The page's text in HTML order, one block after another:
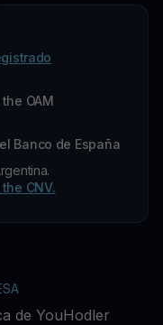
OAM
Banco de España
CNV.
de YouHodler